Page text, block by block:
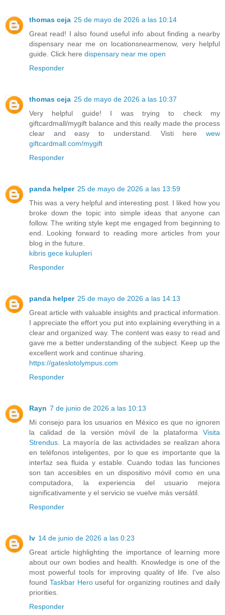
thomas ceja 25 de mayo de 2026 a las 10:14
Great read! I also found useful info about finding a nearby
dispensary near me on locationsnearmenow, very helpful
guide. Click here dispensary near me open
Responder
thomas ceja 25 de mayo de 2026 a las 10:37
Very helpful guide! I was trying to check my
giftcardmall/mygift balance and this really made the process
clear and easy to understand. Visti here wew
giftcardmall.com/mygift
Responder
panda helper 25 de mayo de 2026 a las 13:59
This was a very helpful and interesting post. I liked how you
broke down the topic into simple ideas that anyone can
follow. The writing style kept me engaged from beginning to
end. Looking forward to reading more articles from your
blog in the future.
kibris gece kulupleri
Responder
panda helper 25 de mayo de 2026 a las 14:13
Great article with valuable insights and practical information.
I appreciate the effort you put into explaining everything in a
clear and organized way. The content was easy to read and
gave me a better understanding of the subject. Keep up the
excellent work and continue sharing.
https://gateslotolympus.com
Responder
Rayn 7 de junio de 2026 a las 10:13
Mi consejo para los usuarios en México es que no ignoren
la calidad de la versión móvil de la plataforma Visita
Strendus . La mayoría de las actividades se realizan ahora
en teléfonos inteligentes, por lo que es importante que la
interfaz sea fluida y estable. Cuando todas las funciones
son tan accesibles en un dispositivo móvil como en una
computadora, la experiencia del usuario mejora
significativamente y el servicio se vuelve más versátil.
Responder
lv 14 de junio de 2026 a las 0:23
Great article highlighting the importance of learning more
about our own bodies and health. Knowledge is one of the
most powerful tools for improving quality of life. I've also
found Taskbar Herouseful for organizing routines and daily
priorities.
Responder